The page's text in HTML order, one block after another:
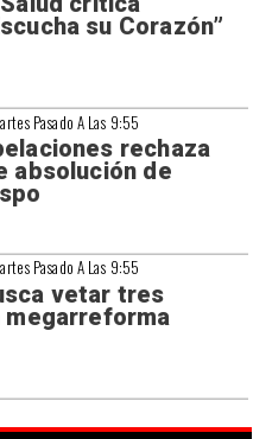
su Corazón”
Pasado A Las 9:55
rechaza
absolución de
Pasado A Las 9:55
vetar tres